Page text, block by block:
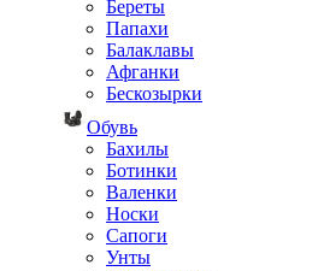
Береты
Папахи
Балаклавы
Афганки
Бескозырки
Обувь
Бахилы
Ботинки
Валенки
Носки
Сапоги
Унты